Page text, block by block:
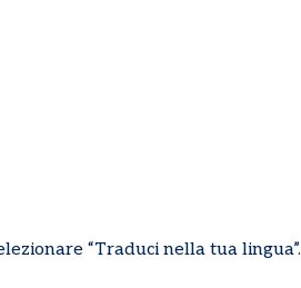
“Traduci nella tua lingua”.